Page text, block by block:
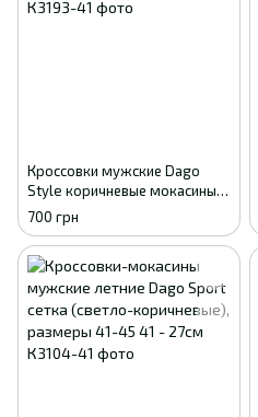
Кроссовки мужские Dago
Style коричневые мокасины
летние сетка 41р (26,8 см)
700 грн